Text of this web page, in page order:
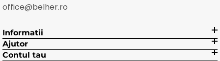
office@belher.ro
Informatii
Ajutor
Contul tau